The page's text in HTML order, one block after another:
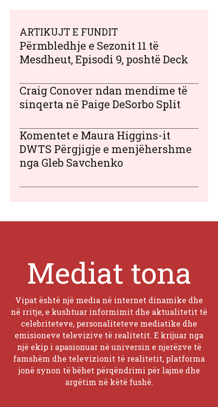
ARTIKUJT E FUNDIT
Përmbledhje e Sezonit 11 të
Mesdheut, Episodi 9, poshtë Deck
Craig Conover ndan mendime të
sinqerta në Paige DeSorbo Split
Komentet e Maura Higgins-it
DWTS Përgjigje e menjëhershme
nga Gleb Savchenko
Mediat tona
Vipat është një media në internet dinamike dhe
në rritje, e kushtuar informimit dhe aktualitetit të
celebriteteve, personaliteteve mediatike dhe
emisioneve televizive të realitetit. E krijuar nga
një ekip i apasionuar në universin e njerëzve të
famshëm dhe televizionit të realitetit, platforma
jonë synon të bëhet përqëndrimi për lajme dhe
argëtim në këtë fushë.